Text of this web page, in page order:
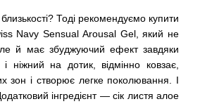
Тоді рекомендуємо купити
Navy Sensual Arousal Gel, який не
й має збуджуючий ефект завдяки
ніжний на дотик, відмінно ковзає,
зон і створює легке поколювання. І
інгредієнт — сік листя алое